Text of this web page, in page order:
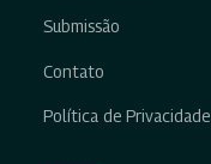
Submissão
Contato
Política de Privacidade